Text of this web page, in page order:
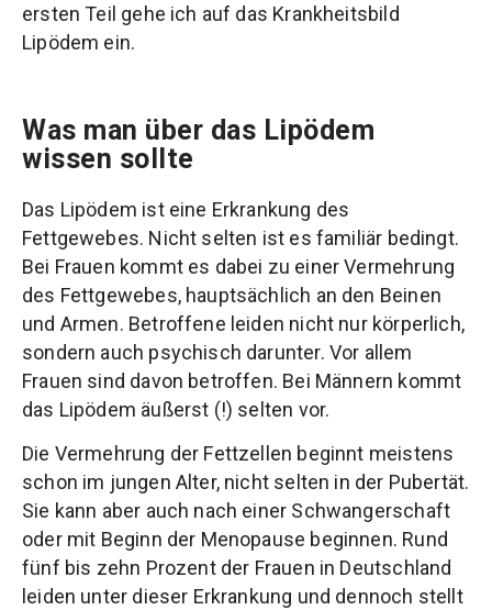
ersten Teil gehe ich auf das Krankheitsbild
Lipödem ein.
Was man über das Lipödem
wissen sollte
Das Lipödem ist eine Erkrankung des
Fettgewebes. Nicht selten ist es familiär bedingt.
Bei Frauen kommt es dabei zu einer Vermehrung
des Fettgewebes, hauptsächlich an den Beinen
und Armen. Betroffene leiden nicht nur körperlich,
sondern auch psychisch darunter. Vor allem
Frauen sind davon betroffen. Bei Männern kommt
das Lipödem äußerst (!) selten vor.
Die Vermehrung der Fettzellen beginnt meistens
schon im jungen Alter, nicht selten in der Pubertät.
Sie kann aber auch nach einer Schwangerschaft
oder mit Beginn der Menopause beginnen. Rund
fünf bis zehn Prozent der Frauen in Deutschland
leiden unter dieser Erkrankung und dennoch stellt